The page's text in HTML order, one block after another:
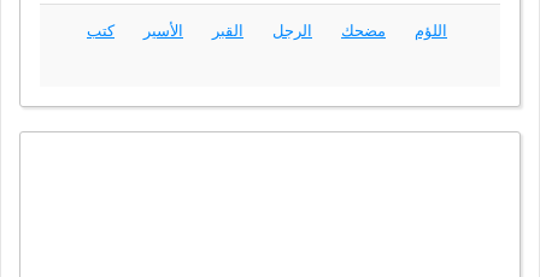
اللؤم مضحك الرجل القبر الأسير كتب